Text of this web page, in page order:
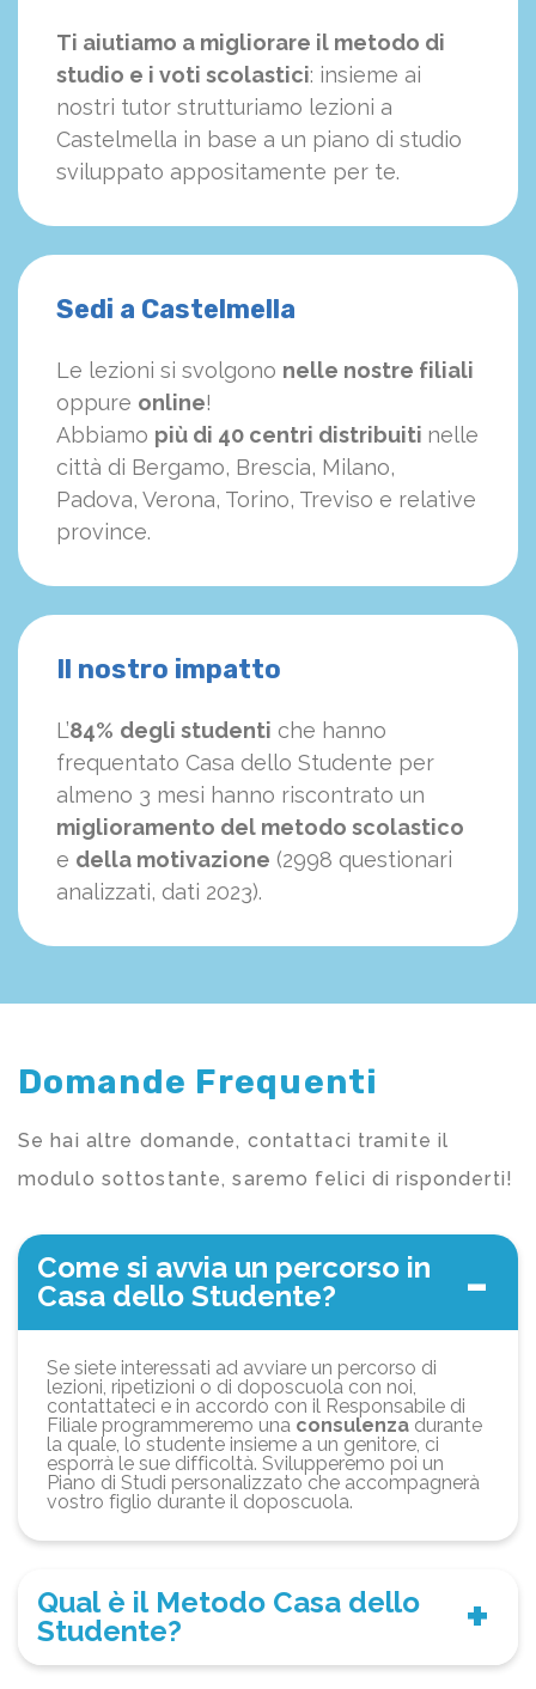
Ti aiutiamo a migliorare il metodo di
studio e i voti scolastici: insieme ai
nostri tutor strutturiamo lezioni a
Castelmella in base a un piano di studio
sviluppato appositamente per te.
Sedi a Castelmella
Le lezioni si svolgono nelle nostre filiali
oppure online!
Abbiamo più di 40 centri distribuiti nelle
città di Bergamo, Brescia, Milano,
Padova, Verona, Torino, Treviso e relative
province.
Il nostro impatto
L’84% degli studenti che hanno
frequentato Casa dello Studente per
almeno 3 mesi hanno riscontrato un
miglioramento del metodo scolastico
e della motivazione (2998 questionari
analizzati, dati 2023).
Domande Frequenti
Se hai altre domande, contattaci tramite il
modulo sottostante, saremo felici di risponderti!
Come si avvia un percorso in
Casa dello Studente?
Se siete interessati ad avviare un percorso di
lezioni, ripetizioni o di doposcuola con noi,
contattateci e in accordo con il Responsabile di
Filiale programmeremo una consulenza durante
la quale, lo studente insieme a un genitore, ci
esporrà le sue difficoltà. Svilupperemo poi un
Piano di Studi personalizzato che accompagnerà
vostro figlio durante il doposcuola.
Qual è il Metodo Casa dello
Studente?